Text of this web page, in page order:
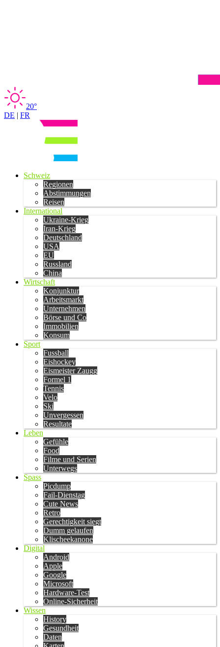
20°
DE | FR
Schweiz
Regionen
Abstimmungen
Reisen
International
Ukraine-Krieg
Iran-Krieg
Deutschland
USA
EU
Russland
China
Wirtschaft
Konjunktur
Arbeitsmarkt
Unternehmen
Börse und Co
Immobilien
Konsum
Sport
Fussball
Eishockey
Eismeister Zaugg
Formel 1
Tennis
Velo
Ski
Unvergessen
Resultate
Leben
Gefühle
Food
Filme und Serien
Unterwegs
Spass
Picdump
Fail-Dienstag
Cute News
Retro
Gerechtigkeit siegt
Dumm gelaufen
Klischeekanone
Digital
Android
Apple
Google
Microsoft
Hardware-Test
Online-Sicherheit
Wissen
History
Gesundheit
Daten